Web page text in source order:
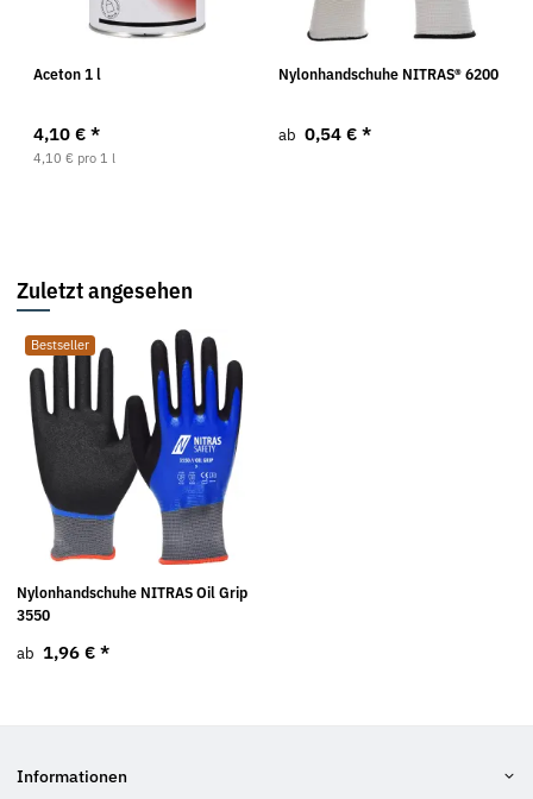
Aceton 1 l
4,10 € *
4,10 € pro 1 l
Nylonhandschuhe NITRAS® 6200
ab 0,54 € *
Zuletzt angesehen
Bestseller
Nylonhandschuhe NITRAS Oil Grip
3550
ab 1,96 € *
Informationen